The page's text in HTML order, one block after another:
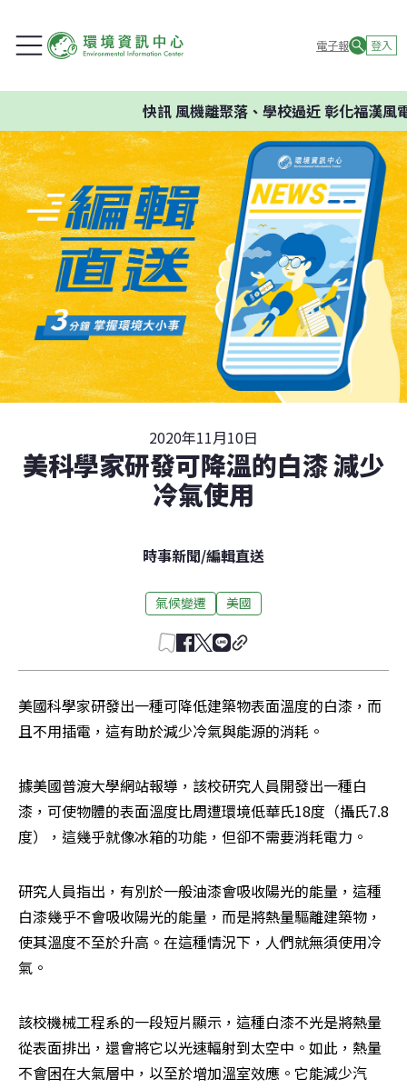
電子報 登入
快訊風機離聚落、學校過近 彰化福漢風電
2020年11月10日
美科學家研發可降溫的白漆 減少
冷氣使用
時事新聞/編輯直送
氣候變遷 美國
美國科學家研發出一種可降低建築物表面溫度的白漆，而
且不用插電，這有助於減少冷氣與能源的消耗。
據美國普渡大學網站報導，該校研究人員開發出一種白
漆，可使物體的表面溫度比周遭環境低華氏18度（攝氏7.8
度），這幾乎就像冰箱的功能，但卻不需要消耗電力。
研究人員指出，有別於一般油漆會吸收陽光的能量，這種
白漆幾乎不會吸收陽光的能量，而是將熱量驅離建築物，
使其溫度不至於升高。在這種情況下，人們就無須使用冷
氣。
該校機械工程系的一段短片顯示，這種白漆不光是將熱量
從表面排出，還會將它以光速輻射到太空中。如此，熱量
不會困在大氣層中，以至於增加溫室效應。它能減少汽